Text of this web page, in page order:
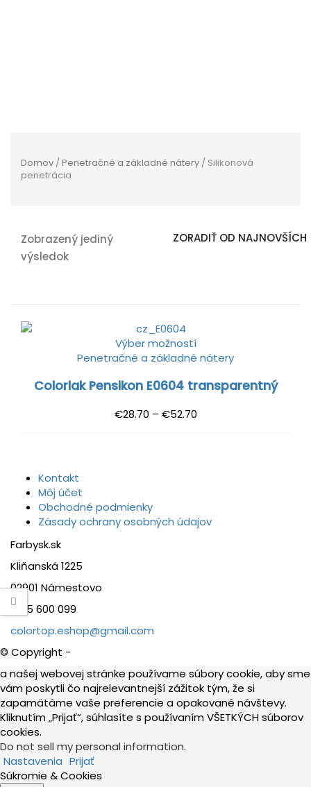
Domov /Penetračné a základné nátery / Silikonová
penetrácia
Zobrazený jediný
výsledok
Výber možností
Penetračné a základné nátery
Colorlak Pensikon E0604 transparentný
€28.70 – €52.70
Kontakt
Môj účet
Obchodné podmienky
Zásady ochrany osobných údajov
Farbysk.sk
Kliňanská 1225
02901 Námestovo
0915 600 099
colortop.eshop@gmail.com
© Copyright -
a našej webovej stránke používame súbory cookie, aby sme
vám poskytli čo najrelevantnejší zážitok tým, že si
zapamätáme vaše preferencie a opakované návštevy.
Kliknutím „Prijať“, súhlasíte s používaním VŠETKÝCH súborov
cookies.
Do not sell my personal information.
Nastavenia Prijať
Súkromie & Cookies